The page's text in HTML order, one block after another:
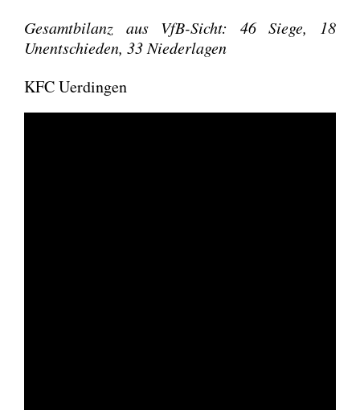
Gesamt­bi­lanz aus VfB-Sicht: 46 Sie­ge, 18
Unent­schie­den, 33 Nie­der­la­gen
KFC Uerdingen